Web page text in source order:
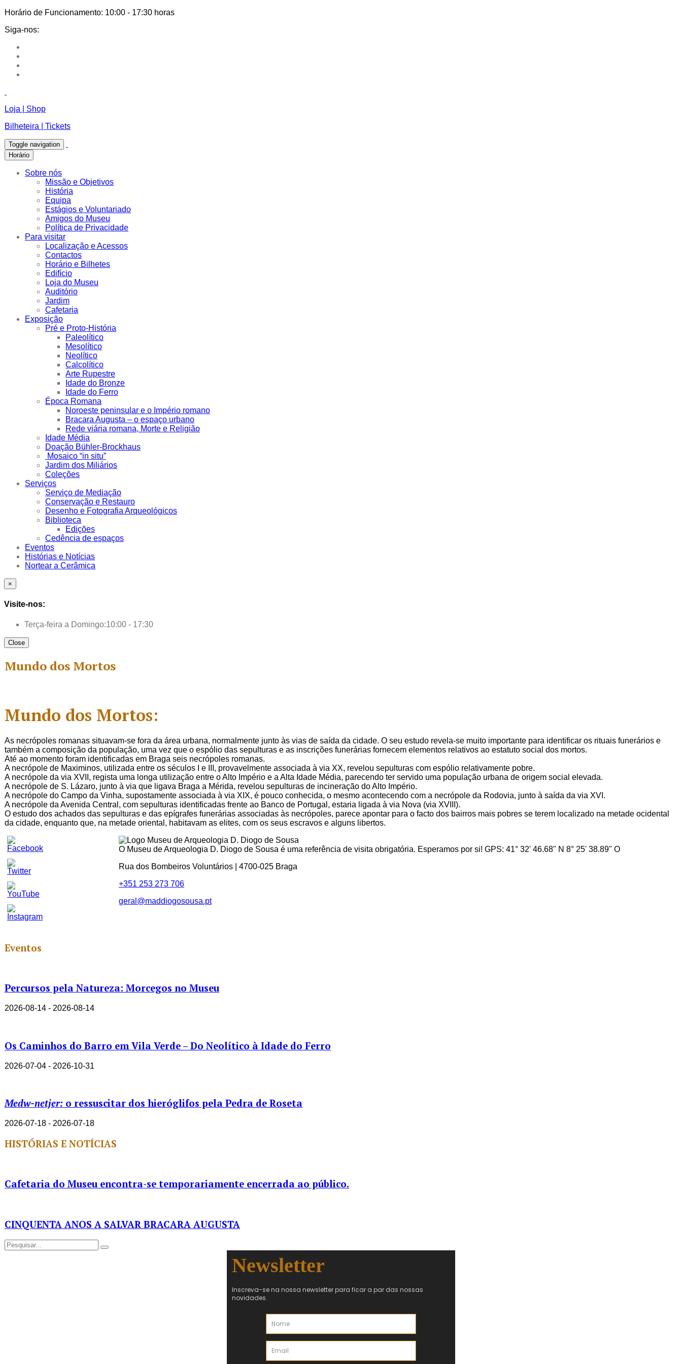
Horário de Funcionamento: 10:00 - 17:30 horas
Siga-nos:
Loja | Shop
Bilheteira | Tickets
Toggle navigation
Horário
Sobre nós
Missão e Objetivos
História
Equipa
Estágios e Voluntariado
Amigos do Museu
Política de Privacidade
Para visitar
Localização e Acessos
Contactos
Horário e Bilhetes
Edifício
Loja do Museu
Auditório
Jardim
Cafetaria
Exposição
Pré e Proto-História
Paleolítico
Mesolítico
Neolítico
Calcolítico
Arte Rupestre
Idade do Bronze
Idade do Ferro
Época Romana
Noroeste peninsular e o Império romano
Bracara Augusta – o espaço urbano
Rede viária romana, Morte e Religião
Idade Média
Doação Bühler-Brockhaus
Mosaico “in situ”
Jardim dos Miliários
Coleções
Serviços
Serviço de Mediação
Conservação e Restauro
Desenho e Fotografia Arqueológicos
Biblioteca
Edições
Cedência de espaços
Eventos
Histórias e Notícias
Nortear a Cerâmica
×
Visite-nos:
Terça-feira a Domingo:10:00 - 17:30
Close
Mundo dos Mortos
Mundo dos Mortos:
As necrópoles romanas situavam-se fora da área urbana, normalmente junto às vias de saída da cidade. O seu estudo revela-se muito importante para identificar os rituais funerários e
também a composição da população, uma vez que o espólio das sepulturas e as inscrições funerárias fornecem elementos relativos ao estatuto social dos mortos.
Até ao momento foram identificadas em Braga seis necrópoles romanas.
A necrópole de Maximinos, utilizada entre os séculos I e III, provavelmente associada à via XX, revelou sepulturas com espólio relativamente pobre.
A necrópole da via XVII, regista uma longa utilização entre o Alto Império e a Alta Idade Média, parecendo ter servido uma população urbana de origem social elevada.
A necrópole de S. Lázaro, junto à via que ligava Braga a Mérida, revelou sepulturas de incineração do Alto Império.
A necrópole do Campo da Vinha, supostamente associada à via XIX, é pouco conhecida, o mesmo acontecendo com a necrópole da Rodovia, junto à saída da via XVI.
A necrópole da Avenida Central, com sepulturas identificadas frente ao Banco de Portugal, estaria ligada à via Nova (via XVIII).
O estudo dos achados das sepulturas e das epígrafes funerárias associadas às necrópoles, parece apontar para o facto dos bairros mais pobres se terem localizado na metade ocidental
da cidade, enquanto que, na metade oriental, habitavam as elites, com os seus escravos e alguns libertos.
Set
Youtube
Channel
O Museu de Arqueologia D. Diogo de Sousa é uma referência de visita obrigatória. Esperamos por si! GPS: 41° 32' 46.68" N 8° 25' 38.89" O
Rua dos Bombeiros Voluntários | 4700-025 Braga
+351 253 273 706
geral@maddiogosousa.pt
Eventos
Percursos pela Natureza: Morcegos no Museu
2026-08-14 - 2026-08-14
Os Caminhos do Barro em Vila Verde – Do Neolítico à Idade do Ferro
2026-07-04 - 2026-10-31
Medw-netjer: o ressuscitar dos hieróglifos pela Pedra de Roseta
2026-07-18 - 2026-07-18
HISTÓRIAS E NOTÍCIAS
Cafetaria do Museu encontra-se temporariamente encerrada ao público.
CINQUENTA ANOS A SALVAR BRACARA AUGUSTA